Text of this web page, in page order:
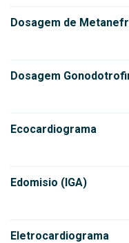
Dosagem de
Dosagem
Ecocardiograma
Edomisio (IGA)
Eletrocardiograma